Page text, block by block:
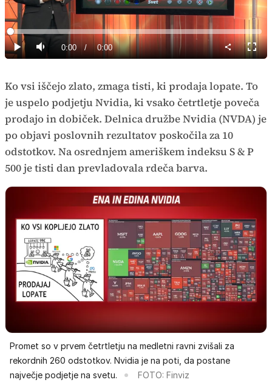
Predvajaj
PredvajajTiho Current
0:00 / Duration
0:00
Loaded:
0%
način
Ko vsi iščejo zlato, zmaga tisti, ki prodaja lopate. To
je uspelo podjetju Nvidia, ki vsako četrtletje poveča
prodajo in dobiček. Delnica družbe Nvidia (NVDA) je
po objavi poslovnih rezultatov poskočila za 10
odstotkov. Na osrednjem ameriškem indeksu S & P
500 je tisti dan prevladovala rdeča barva.
Promet so v prvem četrtletju na medletni ravni zvišali za
rekordnih 260 odstotkov. Nvidia je na poti, da postane
največje podjetje na svetu.
FOTO: Finviz